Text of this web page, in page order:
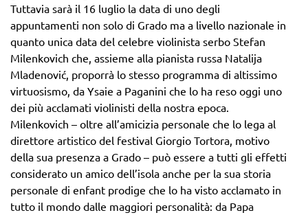
Tuttavia sarà il 16 luglio la data di uno degli
appuntamenti non solo di Grado ma a livello nazionale in
quanto unica data del celebre violinista serbo Stefan
Milenkovich che, assieme alla pianista russa Natalija
Mladenović, proporrà lo stesso programma di altissimo
virtuosismo, da Ysaie a Paganini che lo ha reso oggi uno
dei più acclamati violinisti della nostra epoca.
Milenkovich – oltre all’amicizia personale che lo lega al
direttore artistico del festival Giorgio Tortora, motivo
della sua presenza a Grado – può essere a tutti gli effetti
considerato un amico dell’isola anche per la sua storia
personale di enfant prodige che lo ha visto acclamato in
tutto il mondo dalle maggiori personalità: da Papa